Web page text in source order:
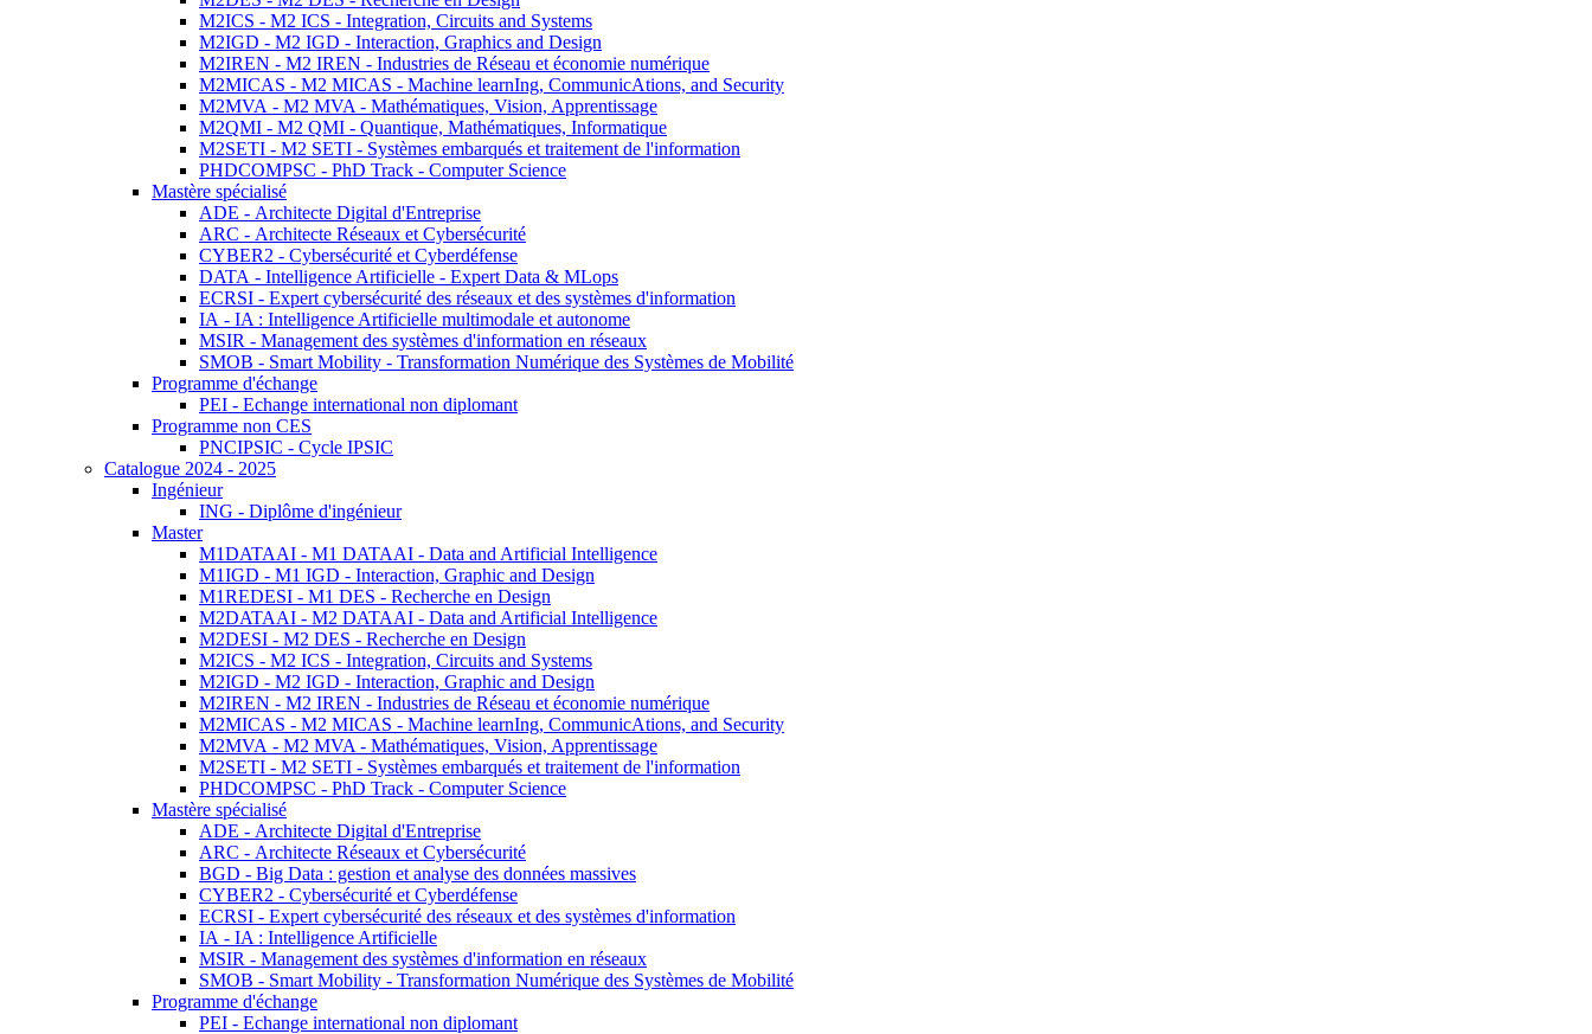
M2ICS - M2 ICS - Integration, Circuits and Systems
M2IGD - M2 IGD - Interaction, Graphics and Design
M2IREN - M2 IREN - Industries de Réseau et économie numérique
M2MICAS - M2 MICAS - Machine learnIng, CommunicAtions, and Security
M2MVA - M2 MVA - Mathématiques, Vision, Apprentissage
M2QMI - M2 QMI - Quantique, Mathématiques, Informatique
M2SETI - M2 SETI - Systèmes embarqués et traitement de l'information
PHDCOMPSC - PhD Track - Computer Science
Mastère spécialisé
ADE - Architecte Digital d'Entreprise
ARC - Architecte Réseaux et Cybersécurité
CYBER2 - Cybersécurité et Cyberdéfense
DATA - Intelligence Artificielle - Expert Data & MLops
ECRSI - Expert cybersécurité des réseaux et des systèmes d'information
IA - IA : Intelligence Artificielle multimodale et autonome
MSIR - Management des systèmes d'information en réseaux
SMOB - Smart Mobility - Transformation Numérique des Systèmes de Mobilité
Programme d'échange
PEI - Echange international non diplomant
Programme non CES
PNCIPSIC - Cycle IPSIC
Catalogue 2024 - 2025
Ingénieur
ING - Diplôme d'ingénieur
Master
M1DATAAI - M1 DATAAI - Data and Artificial Intelligence
M1IGD - M1 IGD - Interaction, Graphic and Design
M1REDESI - M1 DES - Recherche en Design
M2DATAAI - M2 DATAAI - Data and Artificial Intelligence
M2DESI - M2 DES - Recherche en Design
M2ICS - M2 ICS - Integration, Circuits and Systems
M2IGD - M2 IGD - Interaction, Graphic and Design
M2IREN - M2 IREN - Industries de Réseau et économie numérique
M2MICAS - M2 MICAS - Machine learnIng, CommunicAtions, and Security
M2MVA - M2 MVA - Mathématiques, Vision, Apprentissage
M2SETI - M2 SETI - Systèmes embarqués et traitement de l'information
PHDCOMPSC - PhD Track - Computer Science
Mastère spécialisé
ADE - Architecte Digital d'Entreprise
ARC - Architecte Réseaux et Cybersécurité
BGD - Big Data : gestion et analyse des données massives
CYBER2 - Cybersécurité et Cyberdéfense
ECRSI - Expert cybersécurité des réseaux et des systèmes d'information
IA - IA : Intelligence Artificielle
MSIR - Management des systèmes d'information en réseaux
SMOB - Smart Mobility - Transformation Numérique des Systèmes de Mobilité
Programme d'échange
PEI - Echange international non diplomant